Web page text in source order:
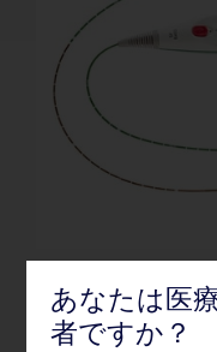
LifeStent™ バスキュ
あなたは医
者ですか？